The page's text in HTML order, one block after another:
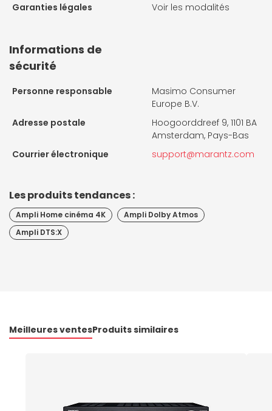
Garanties légales
Voir les modalités
Informations de
sécurité
Personne responsable
Masimo Consumer
Europe B.V.
Adresse postale
Hoogoorddreef 9, 1101 BA
Amsterdam, Pays-Bas
Courrier électronique
support@marantz.com
Les produits tendances :
Ampli Home cinéma 4K
Ampli Dolby Atmos
Ampli DTS:X
Meilleures ventesProduits similaires